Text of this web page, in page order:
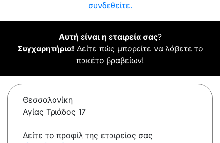
συνδεθείτε.
Αυτή είναι η εταιρεία σας?
Συγχαρητήρια! Δείτε πώς μπορείτε να λάβετε το
πακέτο βραβείων!
Θεσσαλονίκη
Αγίας Τριάδος 17
Δείτε το προφίλ της εταιρείας σας